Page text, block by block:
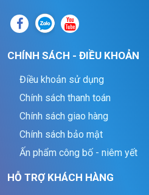
CHÍNH SÁCH - ĐIỀU KHOẢN
Điều khoản sử dụng
Chính sách thanh toán
Chính sách giao hàng
Chính sách bảo mật
Ấn phẩm công bố - niêm yết
HỖ TRỢ KHÁCH HÀNG